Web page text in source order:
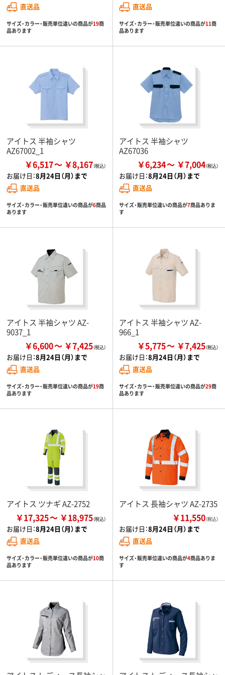
直送品
サイズ・カラー・販売単位違いの商品が19商
品あります
直送品
サイズ・カラー・販売単位違いの商品が11商
品あります
アイトス 半袖シャツ
AZ67002_1
￥6,517 ￥8,167
お届け日：8月24日（月）まで
直送品
サイズ・カラー・販売単位違いの商品が6商品
あります
アイトス 半袖シャツ
AZ67036
￥6,234 ￥7,004
お届け日：8月24日（月）まで
直送品
サイズ・販売単位違いの商品が7商品ありま
す
アイトス 半袖シャツ AZ-
9037_1
￥6,600 ￥7,425
お届け日：8月24日（月）まで
直送品
サイズ・カラー・販売単位違いの商品が19商
品あります
アイトス 半袖シャツ AZ-
966_1
￥5,775 ￥7,425
お届け日：8月24日（月）まで
直送品
サイズ・カラー・販売単位違いの商品が29商
品あります
アイトス ツナギ AZ-2752
￥17,325 ￥18,975
お届け日：8月24日（月）まで
直送品
サイズ・カラー・販売単位違いの商品が10商
品あります
アイトス 長袖シャツ AZ-2735
￥11,550（税込）
お届け日：8月24日（月）まで
直送品
サイズ・販売単位違いの商品が4商品ありま
す